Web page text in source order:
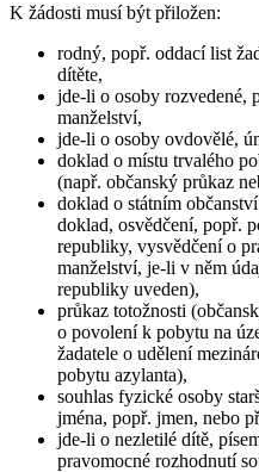
K žádosti musí být přiložen:
rodný, popř. oddací list
dítěte,
jde-li o osoby rozvedené,
manželství,
jde-li o osoby ovdovělé,
doklad o místu trvalého
(např. občanský průkaz
doklad o státním
doklad, osvědčení, popř.
republiky, vysvědčení o
manželství, je-li v něm
republiky uveden),
průkaz totožnosti
o povolení k pobytu na
žadatele o udělení
pobytu azylanta),
souhlas fyzické osoby
jména, popř. jmen, nebo
jde-li o nezletilé dítě,
pravomocné rozhodnutí